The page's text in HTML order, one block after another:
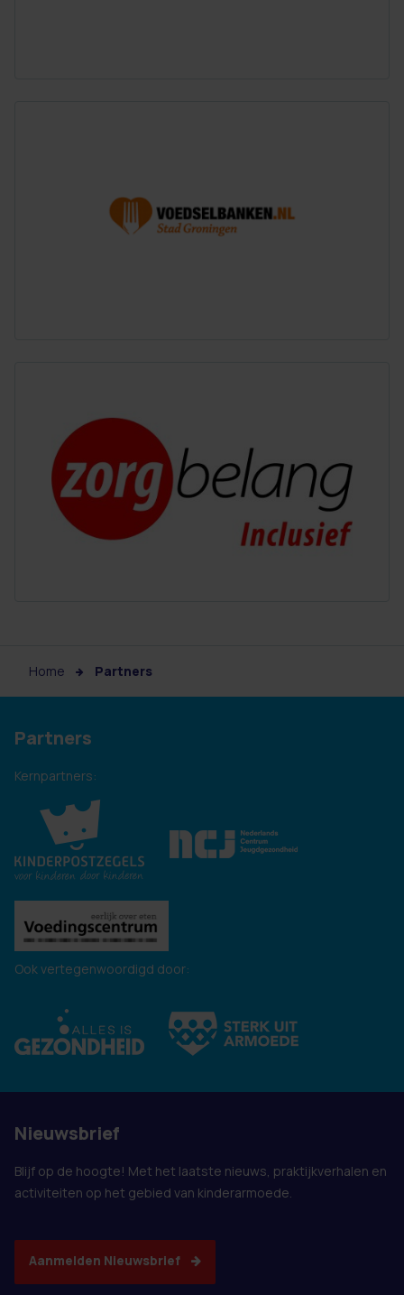
Home Partners
Partners
Kernpartners:
Ook vertegenwoordigd door:
Nieuwsbrief
Blijf op de hoogte! Met het laatste nieuws, praktijkverhalen en
activiteiten op het gebied van kinderarmoede.
Aanmelden Nieuwsbrief